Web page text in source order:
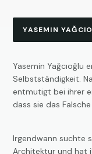
YASEMIN
Yasemin Yağcıoğlu
Selbstständigkeit.
entmutigt bei ihrer
dass sie das
Irgendwann suchte
Architektur und hat